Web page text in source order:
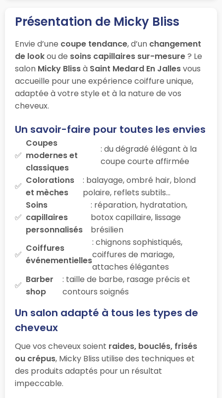
Présentation de Micky Bliss
Envie d’une coupe tendance, d’un changement
de lookou de soins capillaires sur-mesure? Le
salon Micky Blissà Saint Medard En Jallesvous
accueille pour une expérience coiffure unique,
adaptée à votre style et à la nature de vos
cheveux.
Un savoir-faire pour toutes les envies
Coupes
modernes et
classiques
: du dégradé élégant à la
coupe courte affirmée
Colorations
et mèches
: balayage, ombré hair, blond
polaire, reflets subtils…
Soins
capillaires
personnalisés
: réparation, hydratation,
botox capillaire, lissage
brésilien
Coiffures
événementielles
: chignons sophistiqués,
coiffures de mariage,
attaches élégantes
Barber
shop
: taille de barbe, rasage précis et
contours soignés
Un salon adapté à tous les types de
cheveux
Que vos cheveux soient raides, bouclés, frisés
ou crépus, Micky Bliss utilise des techniques et
des produits adaptés pour un résultat
impeccable.